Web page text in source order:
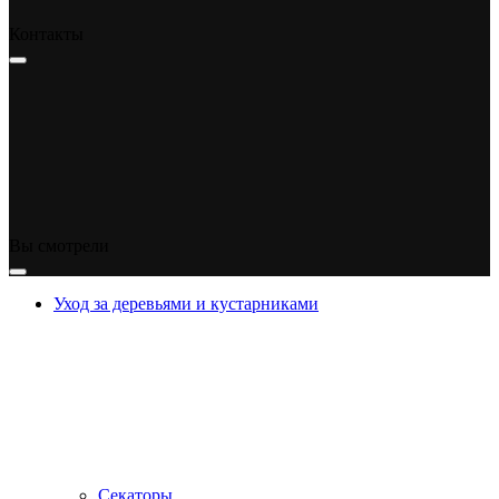
Уход за деревьями и кустарниками
Секаторы